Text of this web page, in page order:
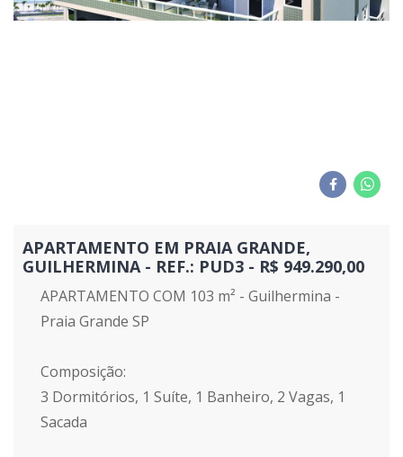
APARTAMENTO EM PRAIA GRANDE,
GUILHERMINA - REF.: PUD3 - R$ 949.290,00
APARTAMENTO COM 103 m² - Guilhermina -
Praia Grande SP
Composição:
3 Dormitórios, 1 Suíte, 1 Banheiro, 2 Vagas, 1
Sacada